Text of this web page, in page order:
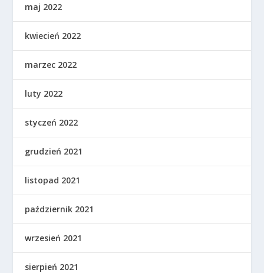
maj 2022
kwiecień 2022
marzec 2022
luty 2022
styczeń 2022
grudzień 2021
listopad 2021
październik 2021
wrzesień 2021
sierpień 2021